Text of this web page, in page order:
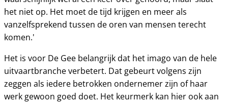
het niet op. Het moet de tijd krijgen en meer als
vanzelfsprekend tussen de oren van mensen terecht
komen.'
Het is voor De Gee belangrijk dat het imago van de hele
uitvaartbranche verbetert. Dat gebeurt volgens zijn
zeggen als iedere betrokken ondernemer zijn of haar
werk gewoon goed doet. Het keurmerk kan hier ook aan